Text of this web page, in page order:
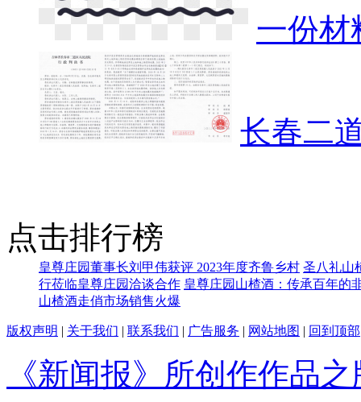
一份材
长春二
点击排行榜
皇尊庄园董事长刘甲伟获评 2023年度齐鲁乡村 圣八礼山
行莅临皇尊庄园洽谈合作 皇尊庄园山楂酒：传承百年的
山楂酒走俏市场销售火爆
版权声明 | 关于我们 | 联系我们 | 广告服务 | 网站地图 | 回到顶部
《新闻报》所创作作品